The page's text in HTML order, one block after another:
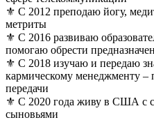
⚜️ C 2012 преподаю йогу,
метриты
⚜️ С 2016 развиваю
помогаю обрести
⚜️ С 2018 изучаю и передаю
кармическому менеджменту
передачи
⚜️ С 2020 года живу в США с
сыновьями